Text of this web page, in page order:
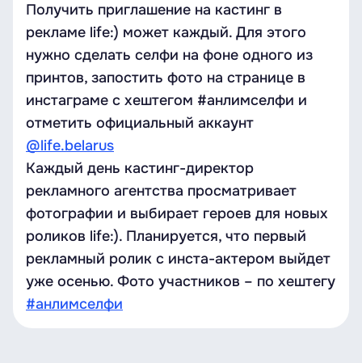
Получить приглашение на кастинг в
рекламе life:) может каждый. Для этого
нужно сделать селфи на фоне одного из
принтов, запостить фото на странице в
инстаграме с хештегом #анлимселфи и
отметить официальный аккаунт
@life.belarus
Каждый день кастинг-директор
рекламного агентства просматривает
фотографии и выбирает героев для новых
роликов life:). Планируется, что первый
рекламный ролик с инста-актером выйдет
уже осенью. Фото участников – по хештегу
#анлимселфи